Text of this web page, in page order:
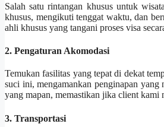
Salah satu rintangan khusus untuk
khusus, mengikuti tenggat waktu, dan
ahli khusus yang tangani proses visa
2. Pengaturan Akomodasi
Temukan fasilitas yang tepat di dekat
suci ini, mengamankan penginapan
yang mapan, memastikan jika client kami
3. Transportasi